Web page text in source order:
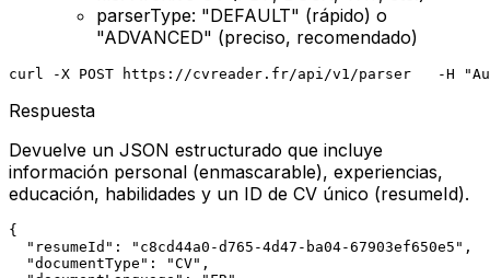
parserType: "DEFAULT" (rápido) o
"ADVANCED" (preciso, recomendado)
curl -X POST https://cvreader.fr/api/v1/parser   -H
Respuesta
Devuelve un JSON estructurado que incluye
información personal (enmascarable), experiencias,
educación, habilidades y un ID de CV único (resumeId).
{
  "resumeId": "c8cd44a0-d765-4d47-ba04-67903ef650e5",
  "documentType": "CV",